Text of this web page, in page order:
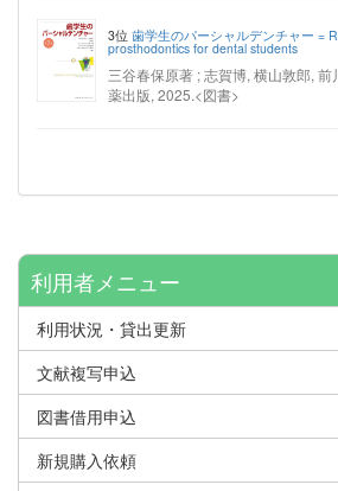
3位 歯学生のパーシャルデンチャー =
prosthodontics for dental students
三谷春保原著 ; 志賀博, 横山敦郎,
薬出版, 2025.<図書>
利用者メニュー
利用状況・貸出更新
文献複写申込
図書借用申込
新規購入依頼